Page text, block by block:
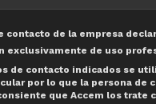
contacto de la empresa
exclusivamente de uso
de contacto indicados se
por lo que la persona de
que Accem los trate